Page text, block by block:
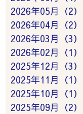
2026年05月（2）
2026年04月（2）
2026年03月（3）
2026年02月（1）
2025年12月（3）
2025年11月（1）
2025年10月（1）
2025年09月（2）